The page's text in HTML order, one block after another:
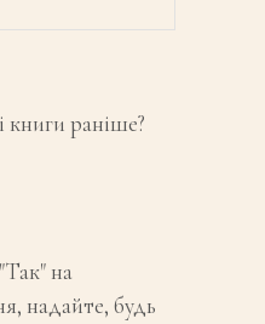
раніше?
на
надайте, будь